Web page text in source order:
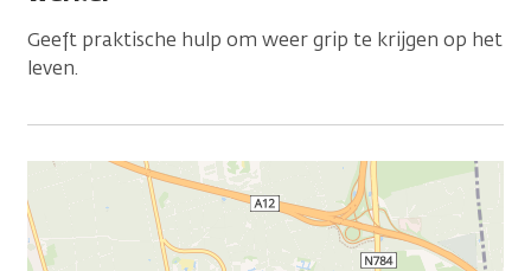
Geeft praktische hulp om weer grip te krijgen op het
leven.